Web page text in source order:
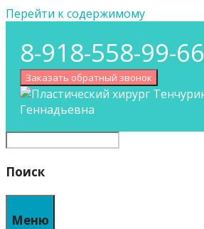
Перейти к содержимому
8-918-558-99-66
Заказать обратный звонок
Поиск
Меню